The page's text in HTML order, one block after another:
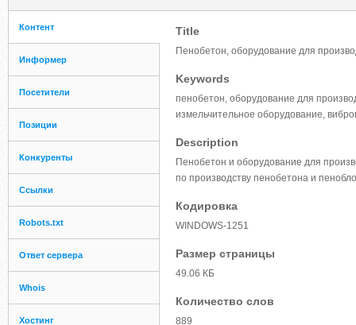
Контент
Информер
Посетители
Позиции
Конкуренты
Ссылки
Robots.txt
Ответ сервера
Whois
Хостинг
Title
Пенобетон, оборудование для
Keywords
пенобетон, оборудование для
измельчительное оборудование,
Description
Пенобетон и оборудование для
по производству пенобетона и
Кодировка
WINDOWS-1251
Размер страницы
49.06 КБ
Количество слов
889